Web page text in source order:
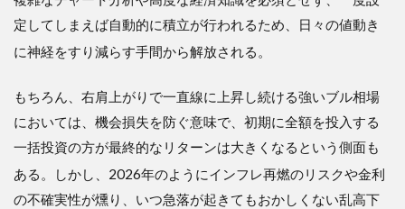
定してしまえば自動的に積立が行われるため、日々の値動き
に神経をすり減らす手間から解放される 。
もちろん、右肩上がりで一直線に上昇し続ける強いブル相場
においては、機会損失を防ぐ意味で、初期に全額を投入する
一括投資の方が最終的なリターンは大きくなるという側面も
ある 。しかし、2026年のようにインフレ再燃のリスクや金利
の不確実性が燻り、いつ急落が起きてもおかしくない乱高下